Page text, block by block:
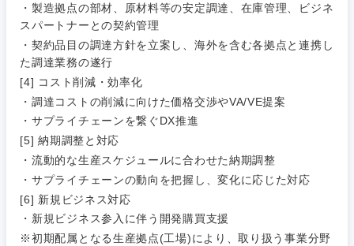
・製造拠点の部材、原材料等の安定調達、在庫管理、ビジネ
スパートナーとの契約管理
・契約品目の調達方針を立案し、海外を含む各拠点と連携し
た調達業務の遂行
[4] コスト削減・効率化
・調達コストの削減に向けた価格交渉やVA/VE提案
・サプライチェーンを繋ぐDX推進
[5] 納期調整と対応
・流動的な生産スケジュールに合わせた納期調整
・サプライチェーンの動向を把握し、変化に応じた対応
[6] 新規ビジネス対応
・新規ビジネス参入に伴う開発購買支援
※初期配属となる生産拠点(工場)により、取り扱う事業分野
マーケテ
ィング
営業
サービス
クリエイ
ティブ
コンサル
タント
経営企画
その他企画業務
営業
サービス
クリエイティブ
コンサルタント
専門職
技術職（IT）、Webサービス・制作、ゲーム
食品・化粧品・アパレル・消費財
メディカル・ヘルスケア・ライフサイエンス
金融
建設・不動産
倉庫・運輸・物流
こだわり条件を入力ください
急募
外資系企業 英語を活かす
転勤なし 海外勤務あり